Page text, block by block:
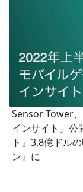
Sensor Tower
インサイト」
ト』3.8億ドル
ン』に